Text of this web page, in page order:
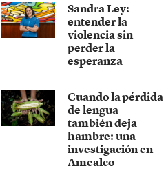
Sandra Ley:
entender la
violencia sin
perder la
esperanza
Cuando la pérdida
de lengua
también deja
hambre: una
investigación en
Amealco